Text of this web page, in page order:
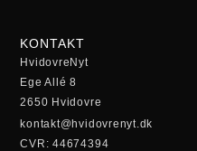
KONTAKT
HvidovreNyt
Ege Allé 8
2650 Hvidovre
kontakt@hvidovrenyt.dk
CVR: 44674394